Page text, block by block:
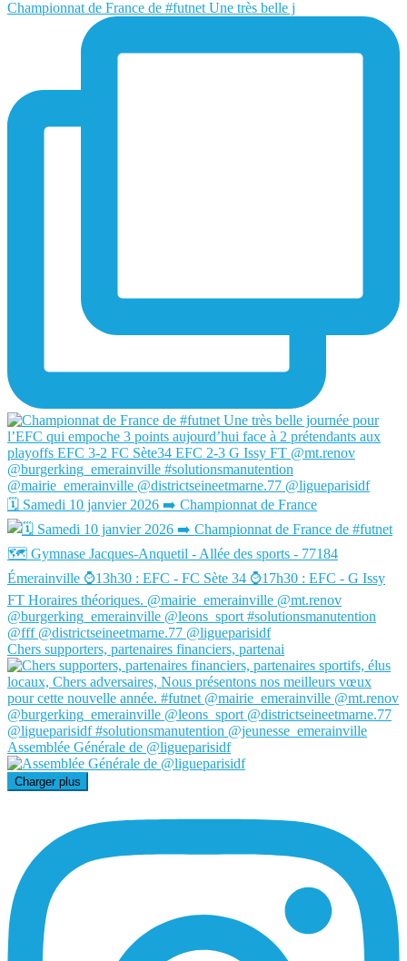
Championnat de France de #futnet Une très belle j
🗓️ Samedi 10 janvier 2026 ➡️ Championnat de France
Chers supporters, partenaires financiers, partenai
Assemblée Générale de @ligueparisidf
Charger plus